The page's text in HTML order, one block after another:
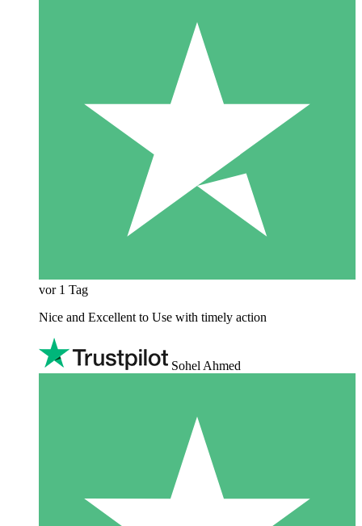
vor 1 Tag
Nice and Excellent to Use with timely action
Sohel Ahmed